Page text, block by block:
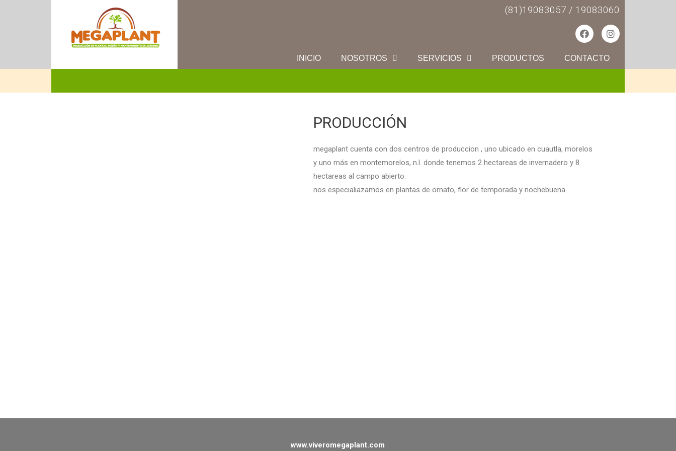
(81)19083057 / 19083060
INICIO NOSOTROS SERVICIOS PRODUCTOS CONTACTO
PRODUCCIÓN
megaplant cuenta con dos centros de produccion , uno ubicado en cuautla, morelos
y uno más en montemorelos, n.l. donde tenemos 2 hectareas de invernadero y 8
hectareas al campo abierto.
nos especialiazamos en plantas de ornato, flor de temporada y nochebuena.
www.viveromegaplant.com